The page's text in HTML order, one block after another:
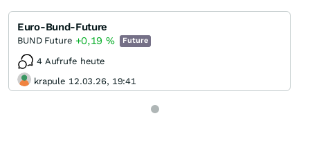
Euro-Bund-Future
BUND Future +0,19 % Future
4 Aufrufe heute
krapule 12.03.26, 19:41